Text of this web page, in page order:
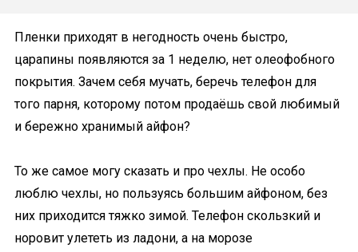
Пленки приходят в негодность очень быстро,
царапины появляются за 1 неделю, нет олеофобного
покрытия. Зачем себя мучать, беречь телефон для
того парня, которому потом продаёшь свой любимый
и бережно хранимый айфон?
То же самое могу сказать и про чехлы. Не особо
люблю чехлы, но пользуясь большим айфоном, без
них приходится тяжко зимой. Телефон скользкий и
норовит улететь из ладони, а на морозе